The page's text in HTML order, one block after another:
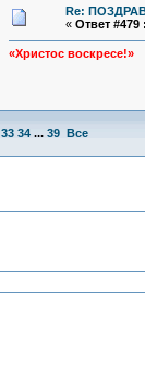
Re:
« Ответ #479 :
«Христос воскресе!»
33 34 ... 39 Все